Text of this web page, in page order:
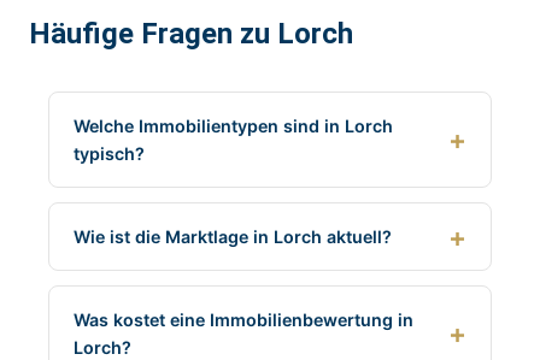
Häufige Fragen zu Lorch
Welche Immobilientypen sind in Lorch
typisch?
Wie ist die Marktlage in Lorch aktuell?
Was kostet eine Immobilienbewertung in
Lorch?